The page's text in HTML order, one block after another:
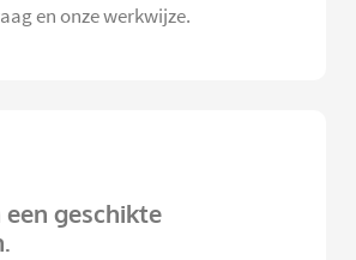
en onze werkwijze.
geschikte